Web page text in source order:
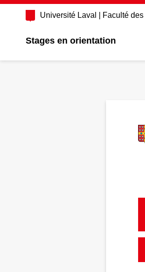
Université Laval Faculté
Stages en orientation